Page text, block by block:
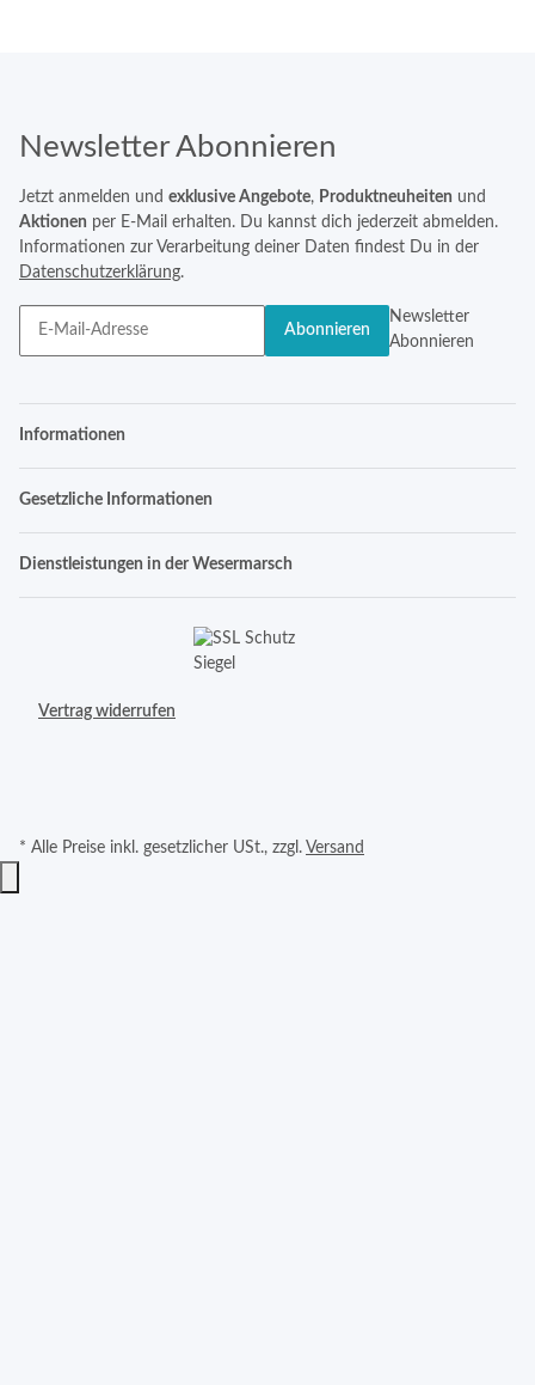
Newsletter Abonnieren
Jetzt anmelden und exklusive Angebote, Produktneuheiten und
Aktionen per E-Mail erhalten. Du kannst dich jederzeit abmelden.
Informationen zur Verarbeitung deiner Daten findest Du in der
Datenschutzerklärung.
Abonnieren
Newsletter
Abonnieren
Informationen
Gesetzliche Informationen
Dienstleistungen in der Wesermarsch
Vertrag widerrufen
* Alle Preise inkl. gesetzlicher USt., zzgl. Versand